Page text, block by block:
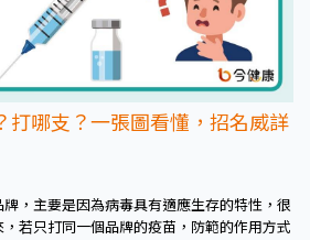
打哪支？一張圖看懂，招名威詳
，主要是因為病毒具有適應生存的特性，很
若只打同一個品牌的疫苗，防範的作用方式